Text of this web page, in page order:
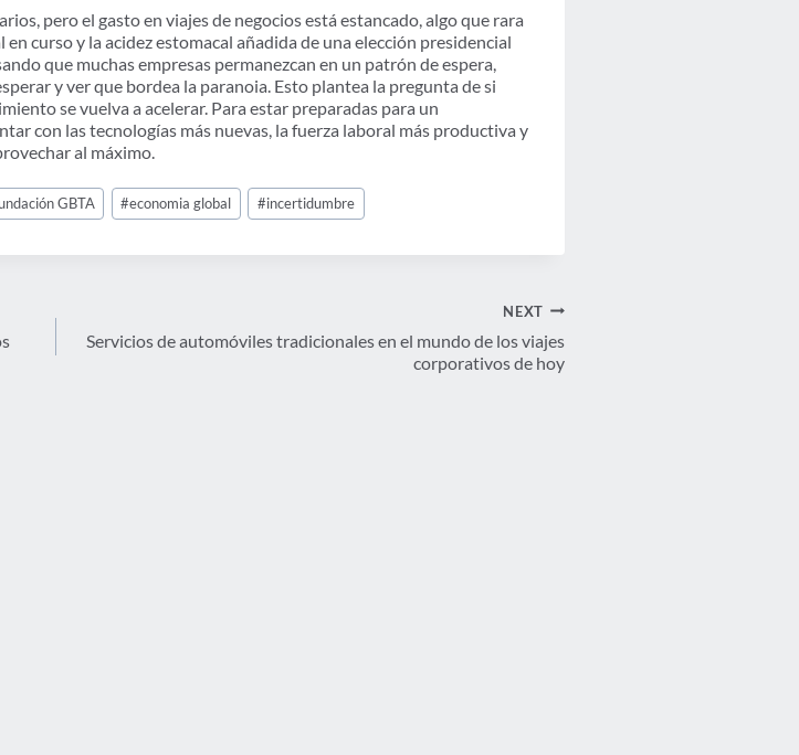
pero el gasto en viajes de negocios está estancado, algo que rara
curso y la acidez estomacal añadida de una elección presidencial
que muchas empresas permanezcan en un patrón de espera,
y ver que bordea la paranoia. Esto plantea la pregunta de si
se vuelva a acelerar. Para estar preparadas para un
con las tecnologías más nuevas, la fuerza laboral más productiva y
al máximo.
GBTA #economia global #incertidumbre
NEXT
Servicios de automóviles tradicionales en el mundo de los viajes
corporativos de hoy